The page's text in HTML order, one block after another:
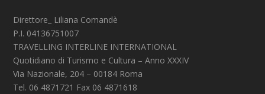
Direttore_ Liliana Comandè
P.I. 04136751007
TRAVELLING INTERLINE INTERNATIONAL
Quotidiano di Turismo e Cultura – Anno XXXIV
Via Nazionale, 204 – 00184 Roma
Tel. 06 4871721 Fax 06 4871618